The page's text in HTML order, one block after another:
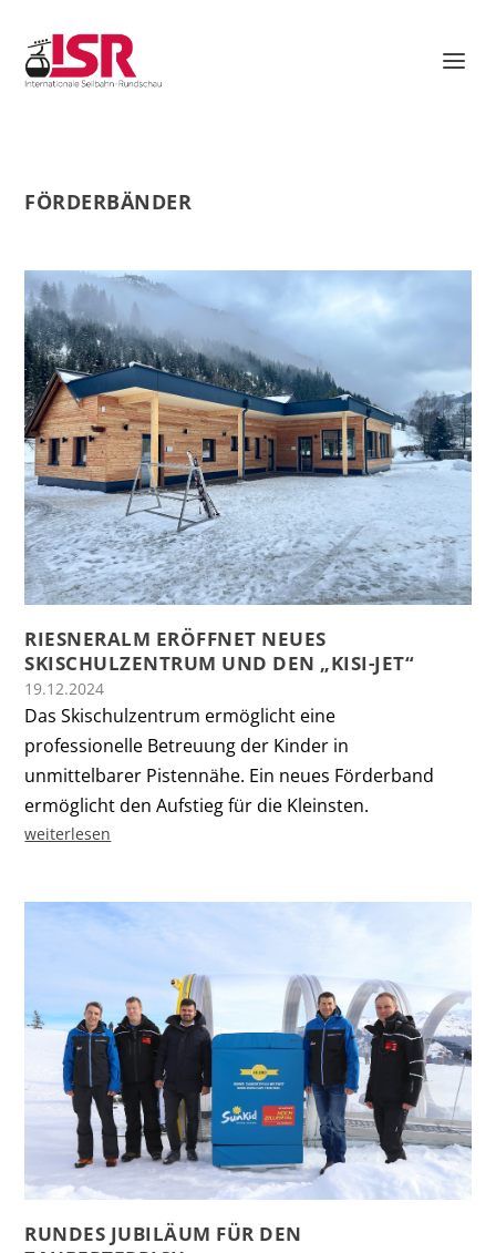
FÖRDERBÄNDER
RIESNERALM ERÖFFNET NEUES
SKISCHULZENTRUM UND DEN „KISI-JET“
19.12.2024
Das Skischulzentrum ermöglicht eine
professionelle Betreuung der Kinder in
unmittelbarer Pistennähe. Ein neues Förderband
ermöglicht den Aufstieg für die Kleinsten.
weiterlesen
RUNDES JUBILÄUM FÜR DEN